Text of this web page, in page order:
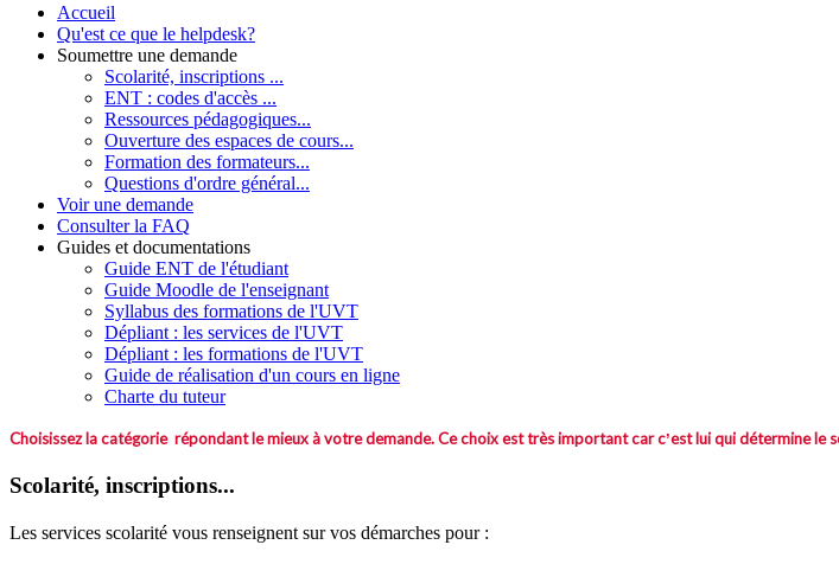
Accueil
Qu'est ce que le helpdesk?
Soumettre une demande
Scolarité, inscriptions ...
ENT : codes d'accès ...
Ressources pédagogiques...
Ouverture des espaces de cours...
Formation des formateurs...
Questions d'ordre général...
Voir une demande
Consulter la FAQ
Guides et documentations
Guide ENT de l'étudiant
Guide Moodle de l'enseignant
Syllabus des formations de l'UVT
Dépliant : les services de l'UVT
Dépliant : les formations de l'UVT
Guide de réalisation d'un cours en ligne
Charte du tuteur
Choisissez la catégorie répondant le mieux à votre demande. Ce choix est très important car cʼest lui qui détermine le
Scolarité, inscriptions...
Les services scolarité vous renseignent sur vos démarches pour :